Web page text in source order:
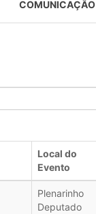
COMUNICAÇÃO
Local do
Evento
Plenarinho
Deputado